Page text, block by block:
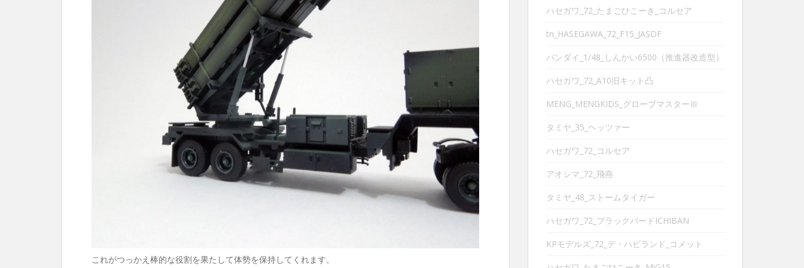
これがつっかえ棒的な役割を果たして体勢を保持してくれます。
ハセガワ_72_たまごひこーき_コルセア
tn_HASEGAWA_72_F15_JASDF
バンダイ_1/48_しんかい6500（推進器改造型）
ハセガワ_72_A10旧キット凸
MENG_MENGKIDS_グローブマスターⅢ
タミヤ_35_ヘッツァー
ハセガワ_72_コルセア
アオシマ_72_飛燕
タミヤ_48_ストームタイガー
ハセガワ_72_ブラックバードICHIBAN
KPモデルズ_72_デ・ハビランド_コメット